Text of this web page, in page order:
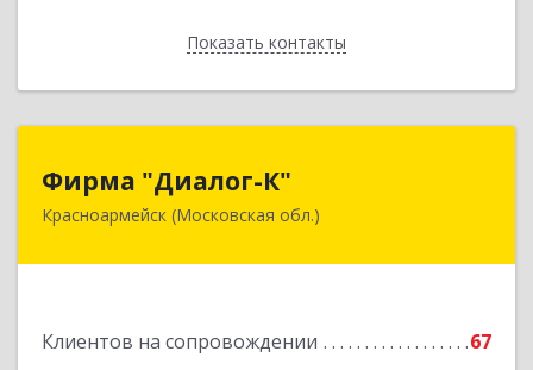
Показать контакты
Назад
Фирма "Диалог-К"
Красноармейск (Московская обл.)
Клиентов на сопровождении 67
141292, Московская обл, Красноармейск г,